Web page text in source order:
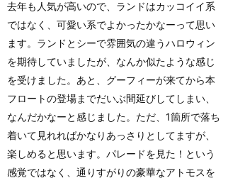
去年も人気が高いので、ランドはカッコイイ系
ではなく、可愛い系でよかったかなーって思い
ます。ランドとシーで雰囲気の違うハロウィン
を期待していましたが、なんか似たような感じ
を受けました。あと、グーフィーが来てから本
フロートの登場までだいぶ間延びしてしまい、
なんだかなーと感じました。ただ、1箇所で落ち
着いて見れればかなりあっさりとしてますが、
楽しめると思います。パレードを見た！という
感覚ではなく、通りすがりの豪華なアトモスを